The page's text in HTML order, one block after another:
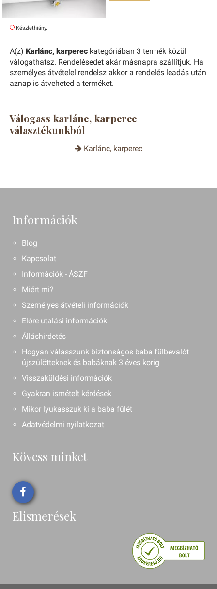
Készlethiány.
A(z) Karlánc, karperec kategóriában 3 termék közül
válogathatsz. Rendelésedet akár másnapra szállítjuk. Ha
személyes átvételel rendelsz akkor a rendelés leadás után
aznap is átveheted a terméket.
Válogass karlánc, karperec
választékunkból
Karlánc, karperec
Információk
Blog
Kapcsolat
Információk - ÁSZF
Miért mi?
Személyes átvételi információk
Előre utalási információk
Álláshirdetés
Hogyan válasszunk biztonságos baba fülbevalót
újszülötteknek és babáknak 3 éves korig
Visszaküldési információk
Gyakran ismételt kérdések
Mikor lyukasszuk ki a baba fülét
Adatvédelmi nyilatkozat
Kövess minket
Elismerések